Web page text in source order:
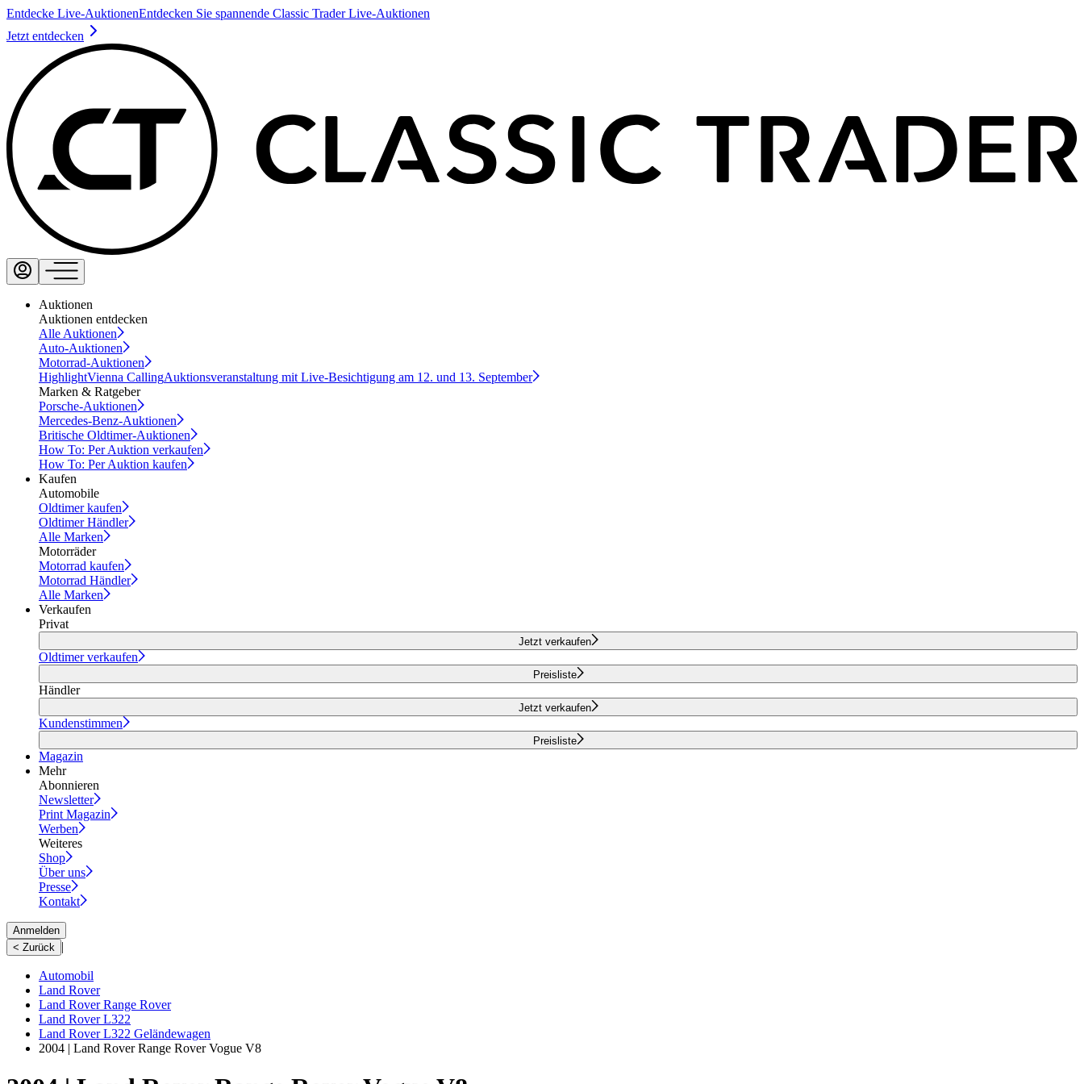
Entdecke Live-AuktionenEntdecken Sie spannende Classic Trader Live-Auktionen
Jetzt entdecken
Auktionen
Auktionen entdecken
Alle Auktionen
Auto-Auktionen
Motorrad-Auktionen
HighlightVienna CallingAuktionsveranstaltung mit Live-Besichtigung am 12. und 13. September
Marken & Ratgeber
Porsche-Auktionen
Mercedes-Benz-Auktionen
Britische Oldtimer-Auktionen
How To: Per Auktion verkaufen
How To: Per Auktion kaufen
Kaufen
Automobile
Oldtimer kaufen
Oldtimer Händler
Alle Marken
Motorräder
Motorrad kaufen
Motorrad Händler
Alle Marken
Verkaufen
Privat
Jetzt verkaufen
Oldtimer verkaufen
Preisliste
Händler
Jetzt verkaufen
Kundenstimmen
Preisliste
Magazin
Mehr
Abonnieren
Newsletter
Print Magazin
Werben
Weiteres
Shop
Über uns
Presse
Kontakt
Anmelden
< Zurück
|
Automobil
Land Rover
Land Rover Range Rover
Land Rover L322
Land Rover L322 Geländewagen
2004 | Land Rover Range Rover Vogue V8